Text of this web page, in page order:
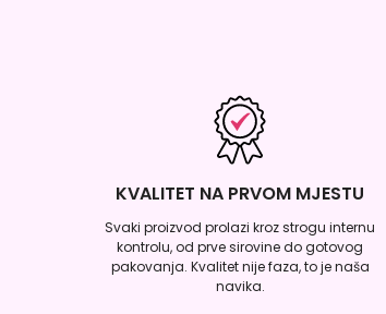
KVALITET NA PRVOM MJESTU
Svaki proizvod prolazi kroz strogu internu
kontrolu, od prve sirovine do gotovog
pakovanja. Kvalitet nije faza, to je naša
navika.